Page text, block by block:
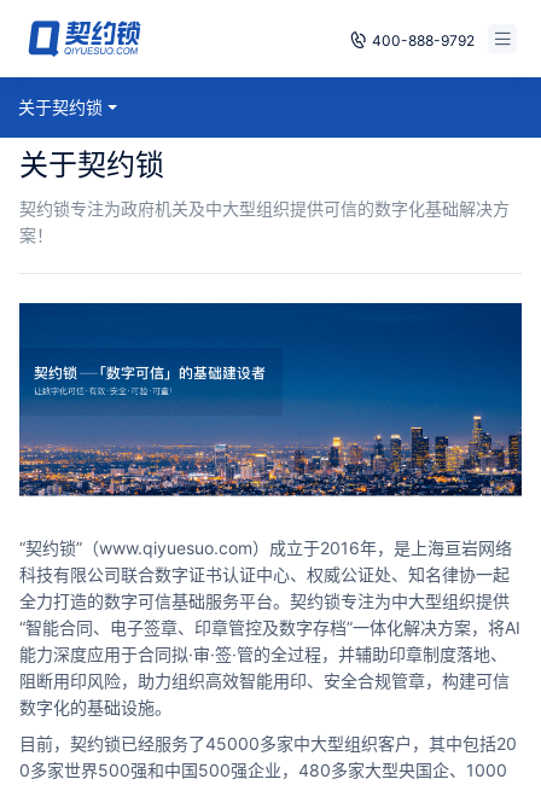
400-888-9792
智能合同
电子签章
印章管控
数字存档
方案
案例
全国
合作
我们
关于契约锁
关于契约锁
契约锁专注为政府机关及中大型组织提供可信的数字化基础解决方
案！
“契约锁”（www.qiyuesuo.com）成立于2016年，是上海亘岩网络
科技有限公司联合数字证书认证中心、权威公证处、知名律协一起
全力打造的数字可信基础服务平台。契约锁专注为中大型组织提供
“智能合同、电子签章、印章管控及数字存档”一体化解决方案，将AI
能力深度应用于合同拟·审·签·管的全过程，并辅助印章制度落地、
阻断用印风险，助力组织高效智能用印、安全合规管章，构建可信
数字化的基础设施。
目前，契约锁已经服务了45000多家中大型组织客户，其中包括20
0多家世界500强和中国500强企业，480多家大型央国企、1000